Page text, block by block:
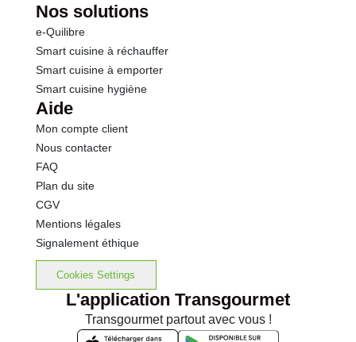
Nos solutions
e-Quilibre
Smart cuisine à réchauffer
Smart cuisine à emporter
Smart cuisine hygiène
Aide
Mon compte client
Nous contacter
FAQ
Plan du site
CGV
Mentions légales
Signalement éthique
Cookies Settings
L'application Transgourmet
Transgourmet partout avec vous !